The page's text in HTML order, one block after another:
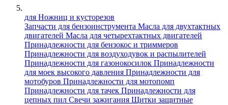
для Ножниц и кусторезов
Запчасти для бензоинструмента Масла для двухтактных
двигателей Масла для четырехтактных двигателей
Принадлежности для бензокос и триммеров
Принадлежности для воздуходувок и распылителей
Принадлежности для газонокосилок Принадлежности
для моек высокого давления Принадлежности для
мотобуров Принадлежности для мотопомп
Принадлежности для тачек Принадлежности для
цепных пил Свечи зажигания Щитки защитные